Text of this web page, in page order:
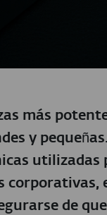
más
y
corporativas,
de